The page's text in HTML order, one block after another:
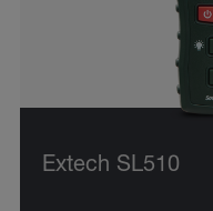
Extech SL510